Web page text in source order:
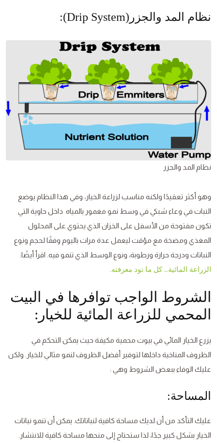
نظام المد والجزر(Drip System):
نظام المد والجزر
وهو أكثر تعقيدًا ولكنه مناسب لزراعة الخيار، وفي هذا النظام يوضع
النبات في وعاء شبكي في وسط نمو مغمور بالمياه داخل حاوية التي
تكون مفتوحة من الأسفل على الخزان الذي يحتوي على المحلول
المغذي ومضخة مع مؤقت ليعمل عدة مرات باليوم وفقًا لحجم ونوع
النباتات ودرجة حرارة ورطوبة، ونوع الوسط الذي تنمو فيه. اقرأ أيضًا:
الزراعة المائية.. كل ما تود معرفته
الشروط الواجب توافرها في البيت
المحمي للزراعة المائية للخيار:
يزرع الخيار المائي في بيوت محمية مكيفة حيث يمكن التحكم في
الظروف المناخية داخلها لتوفير أفضل الظروف لنمو مثالي للخيار. ولكن
عليك الوفاء ببعض الشروط وهي :
المساحة:
عليك التأكد من أن لديك مساحة كافية لنباتاتك. يمكن أن تنمو نباتات
الخيار بشكل كبير جدًا، لذا ستحتاج إلى منحها مساحة كافية للانتشار.